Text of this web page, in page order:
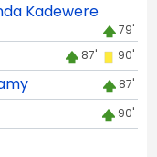
Kadewere
79'
87' 90'
87'
90'